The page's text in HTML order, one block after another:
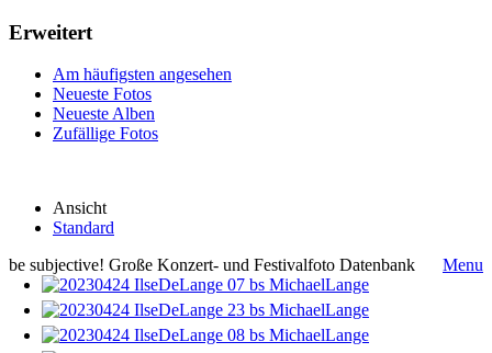
Erweitert
Am häufigsten angesehen
Neueste Fotos
Neueste Alben
Zufällige Fotos
Ansicht
Standard
be subjective! Große Konzert- und Festivalfoto Datenbank
Menu